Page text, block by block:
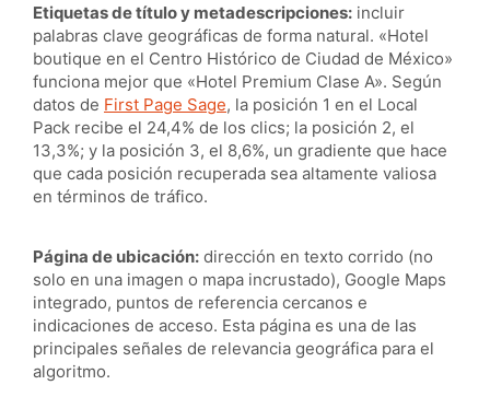
Etiquetas de título y metadescripciones: incluir
palabras clave geográficas de forma natural. «Hotel
boutique en el Centro Histórico de Ciudad de México»
funciona mejor que «Hotel Premium Clase A». Según
datos de First Page Sage, la posición 1 en el Local
Pack recibe el 24,4% de los clics; la posición 2, el
13,3%; y la posición 3, el 8,6%, un gradiente que hace
que cada posición recuperada sea altamente valiosa
en términos de tráfico.
Página de ubicación: dirección en texto corrido (no
solo en una imagen o mapa incrustado), Google Maps
integrado, puntos de referencia cercanos e
indicaciones de acceso. Esta página es una de las
principales señales de relevancia geográfica para el
algoritmo.